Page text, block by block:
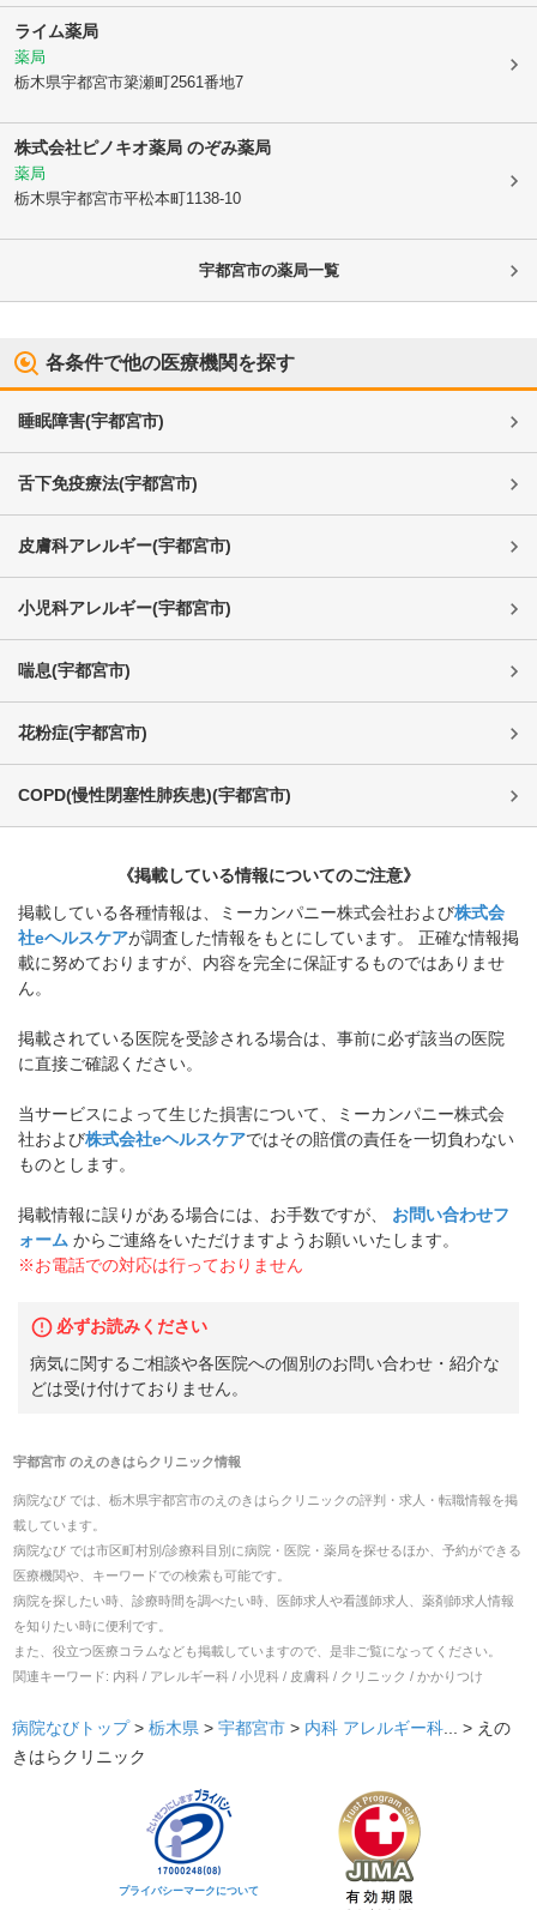
ライム薬局
薬局
栃木県宇都宮市簗瀬町2561番地7
株式会社ピノキオ薬局 のぞみ薬局
薬局
栃木県宇都宮市平松本町1138-10
宇都宮市の薬局一覧
各条件で他の医療機関を探す
睡眠障害(宇都宮市)
舌下免疫療法(宇都宮市)
皮膚科アレルギー(宇都宮市)
小児科アレルギー(宇都宮市)
喘息(宇都宮市)
花粉症(宇都宮市)
COPD(慢性閉塞性肺疾患)(宇都宮市)
《掲載している情報についてのご注意》
掲載している各種情報は、ミーカンパニー株式会社および株式会
社eヘルスケアが調査した情報をもとにしています。 正確な情報掲
載に努めておりますが、内容を完全に保証するものではありませ
ん。
掲載されている医院を受診される場合は、事前に必ず該当の医院
に直接ご確認ください。
当サービスによって生じた損害について、ミーカンパニー株式会
社および株式会社eヘルスケアではその賠償の責任を一切負わない
ものとします。
掲載情報に誤りがある場合には、お手数ですが、
お問い合わせフ
ォーム からご連絡をいただけますようお願いいたします。
※お電話での対応は行っておりません
必ずお読みください
病気に関するご相談や各医院への個別のお問い合わせ・紹介な
どは受け付けておりません。
宇都宮市のえのきはらクリニック情報
病院なび では、 栃木県宇都宮市のえのきはらクリニックの評判・求人・転職情報を掲
載しています。
病院なび では市区町村別/診療科目別に病院・医院・薬局を探せるほか、予約ができる
医療機関や、キーワードでの検索も可能です。
病院を探したい時、診療時間を調べたい時、医師求人や看護師求人、薬剤師求人情報
を知りたい時に便利です。
また、役立つ医療コラムなども掲載していますので、是非ご覧になってください。
関連キーワード: 内科 / アレルギー科 / 小児科 / 皮膚科 / クリニック / かかりつけ
病院なびトップ> 栃木県 > 宇都宮市 > 内科 アレルギー科 ... > えの
きはらクリニック
プライバシーマークについて